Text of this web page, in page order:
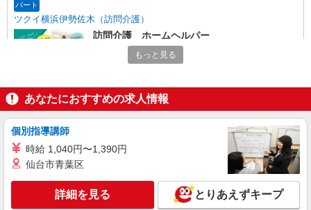
パート
ツクイ横浜伊勢佐木（訪問介護）
訪問介護 ホームヘルパー
時給1,305円〜1,892円 ★土日祝日は時給100円
アップ！ ・特定事業所加算手当:60円/時間 ・身体
時間 （18:00〜翌07:59の時間帯） ・ICT手
当:2,000円/月 ・深夜割増は別途支給 ・ケア→ケ
ル301A号室
詳細を見る
パート
ツクイ横浜根岸（訪問介護）
訪問介護 ホームヘルパー 土日祝日限定
時給1,405円〜1,992円 ・特定事業所加算手
もっと見る
あなたにおすすめの求人情報
個別指導講師
時給 1,040円〜1,390円
仙台市青葉区
詳細を見る とりあえずキープ